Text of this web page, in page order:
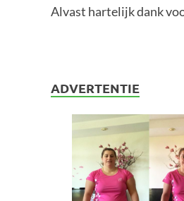
Alvast hartelijk dank
ADVERTENTIE